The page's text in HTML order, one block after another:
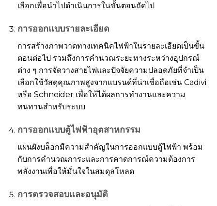
เลือกเพื่อนำไปดำเนินการในขั้นตอนถัดไป
การออกแบบรายละเอียด
การสร้างภาพวาดทางเทคนิคไฟฟ้าในรายละเอียดเป็นขั้น
ตอนต่อไป รวมถึงการคำนวณระยะทางระหว่างอุปกรณ์
ต่าง ๆ การจัดวางสายไฟและปัจจัยความปลอดภัยที่จำเป็น
เลือกใช้วัสดุคุณภาพสูงจากแบรนด์ที่น่าเชื่อถือเช่น Cadivi
หรือ Schneider เพื่อให้ได้ผลการทำงานและความ
ทนทานสำหรับระบบ
การออกแบบตู้ไฟฟ้าอุตสาหกรรม
แผนผังบล็อกมีความสำคัญในการออกแบบตู้ไฟฟ้า พร้อม
กับการคำนวณภาระและการคาดการณ์ความต้องการ
พลังงานเพื่อให้มั่นใจในสมดุลโหลด
การตรวจสอบและอนุมัติ